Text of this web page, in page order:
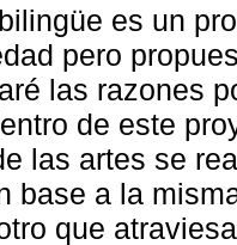
es un
pero
las razones
de este
las artes se
base a la
que